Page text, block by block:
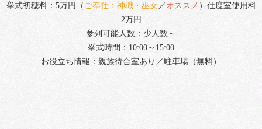
挙式初穂料：5万円（ ご奉仕：神職・巫女／ オススメ ）仕度室使用料
2万円
参列可能人数：少人数～
挙式時間：10:00～15:00
お役立ち情報：親族待合室あり／駐車場（無料）